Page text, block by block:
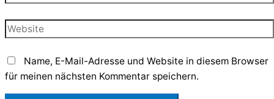
Mail-
Adresse*
Website
Name, E-Mail-Adresse und Website in diesem Browser
für meinen nächsten Kommentar speichern.